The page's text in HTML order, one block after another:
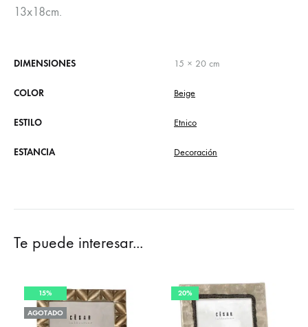
13x18cm.
DIMENSIONES 15 × 20 cm
COLOR Beige
ESTILO Etnico
ESTANCIA Decoración
Te puede interesar...
15%
AGOTADO
20%